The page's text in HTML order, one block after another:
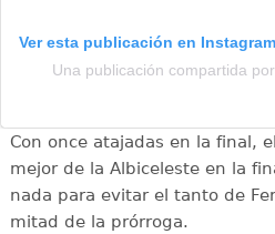
Ver esta publicación en Instagram
Una publicación compartida
Con once atajadas en la final,
mejor de la Albiceleste en la
nada para evitar el tanto de
mitad de la prórroga.